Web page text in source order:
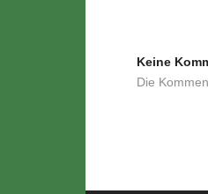
Keine
Die